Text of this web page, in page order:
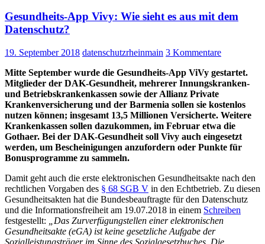
Gesundheits-App Vivy: Wie sieht es aus mit dem
Datenschutz?
19. September 2018 datenschutzrheinmain 3 Kommentare
Mitte September wurde die Gesundheits-App ViVy gestartet.
Mitglieder der DAK-Gesundheit, mehrerer Innungskranken-
und Betriebskrankenkassen sowie der Allianz Private
Krankenversicherung und der Barmenia sollen sie kostenlos
nutzen können; insgesamt 13,5 Millionen Versicherte. Weitere
Krankenkassen sollen dazukommen, im Februar etwa die
Gothaer. Bei der DAK-Gesundheit soll Vivy auch eingesetzt
werden, um Bescheinigungen anzufordern oder Punkte für
Bonusprogramme zu sammeln.
Damit geht auch die erste elektronischen Gesundheitsakte nach den
rechtlichen Vorgaben des § 68 SGB V in den Echtbetrieb. Zu diesen
Gesundheitsakten hat die Bundesbeauftragte für den Datenschutz
und die Informationsfreiheit am 19.07.2018 in einem Schreiben
festgestellt:
„Das Zurverfügungstellen einer elektronischen
Gesundheitsakte (eGA) ist keine gesetzliche Aufgabe der
Sozialleistungsträger im Sinne des Sozialgesetzbuches. Die